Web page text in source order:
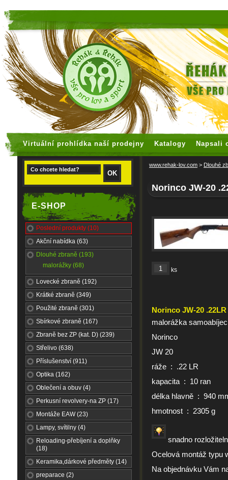
Virtuální prohlídka naší prodejny Katalogy Napsali
E-SHOP
Poslední produkty (10)
Akční nabídka (63)
Dlouhé zbraně (193)
malorážky (68)
Lovecké zbraně (192)
Krátké zbraně (349)
Použité zbraně (301)
Sbírkové zbraně (167)
Zbraně bez ZP (kat. D) (239)
Střelivo (638)
Příslušenství (911)
Optika (162)
Oblečení a obuv (4)
Perkusní revolvery-na ZP (17)
Montáže EAW (23)
Lampy, svítilny (4)
Reloading-přebíjení a doplňky
(18)
Keramika,dárkové předměty (14)
preparace (2)
www.rehak-lov.com > Dlouhé
Norinco JW-20
ks
Norinco JW-20 .22LR
malorážka
Norinco
JW 20
ráže : .22 LR
kapacita : 10 ran
délka hlavně : 940
hmotnost : 2305 g
snadno
Ocelová montáž typu
Na objednávku Vám